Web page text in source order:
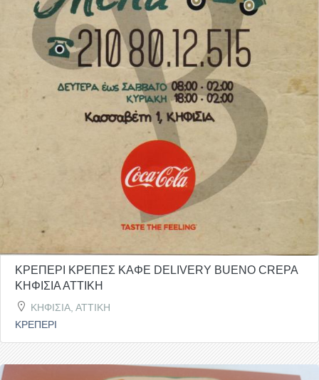
ΚΡΕΠΕΡΙ ΚΡΕΠΕΣ ΚΑΦΕ DELIVERY BUENO CREPA
ΚΗΦΙΣΙΑ ΑΤΤΙΚΗ
ΚΗΦΙΣΙΑ, ΑΤΤΙΚΗ
ΚΡΕΠΕΡΙ